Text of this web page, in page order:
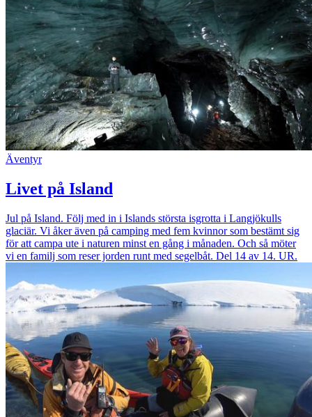
Äventyr
Livet på Island
Jul på Island. Följ med in i Islands största isgrotta i Langjökulls
glaciär. Vi åker även på camping med fem kvinnor som bestämt sig
för att campa ute i naturen minst en gång i månaden. Och så möter
vi en familj som reser jorden runt med segelbåt. Del 14 av 14. UR.